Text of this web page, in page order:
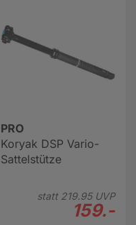
PRO
Koryak DSP Vario-
Sattelstütze
statt 219.95UVP
159.-